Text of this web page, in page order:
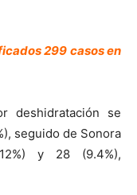
299 casos en
deshidratación se
seguido de Sonora
y 28 (9.4%),